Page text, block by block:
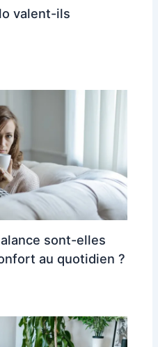
valent-ils
sont-elles
au quotidien ?